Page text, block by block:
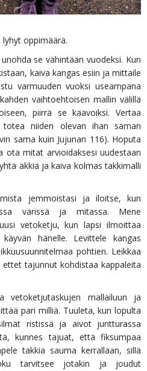
oppimäärä.
se vähintään vuodeksi. Kun
kaiva kangas esiin ja mittaile
varmuuden vuoksi useampana
vaihtoehtoisen mallin välillä
piirrä se kaavoiksi. Vertaa
niiden olevan ihan saman
sama kuin Jujunan 116). Hoputa
ota mitat arvioidaksesi uudestaan
äkkiä ja kaiva kolmas takkimalli
jemmoistasi ja iloitse, kun
värissä ja mitassa. Mene
vetoketju, kun lapsi ilmoittaa
käyvän hänelle. Levittele kangas
pohtien. Leikkaa
tajunnut kohdistaa kappaleita
vetoketjutaskujen mallailuun ja
pari milliä. Tuuleta, kun lopulta
ristissä ja aivot juntturassa
kunnes tajuat, että fiksumpaa
takkia sauma kerrallaan, sillä
tarvitsee jotakin ja joudut